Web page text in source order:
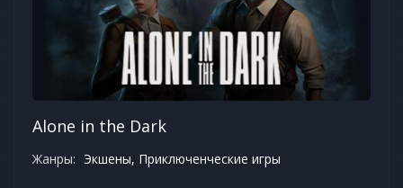
Alone in the Dark
Жанры: Экшены, Приключенческие игры